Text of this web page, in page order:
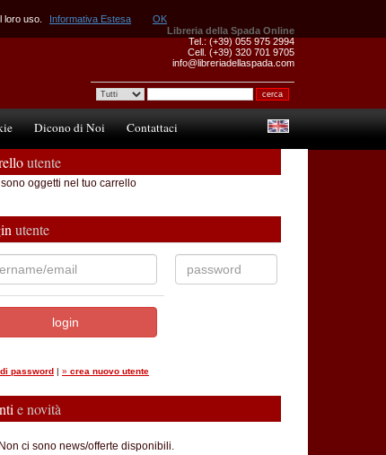
Libreria della Spada Online
Tel.: (+39) 055 975 2994
Cell. (+39) 320 701 9705
info@libreriadellaspada.com
Dicono di Noi Contattaci
utente
sono oggetti nel tuo carrello
utente
password | » crea nuovo utente
e novità
ci sono news/offerte disponibili.
loro uso. Informativa Estesa OK